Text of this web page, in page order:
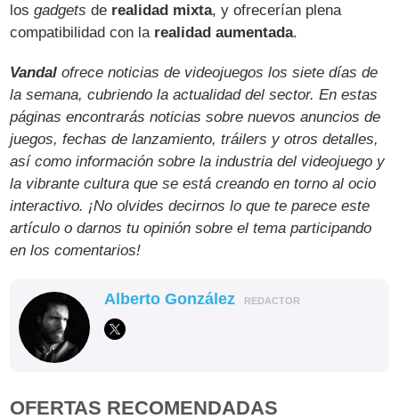
losgadgets de realidad mixta, y ofrecerían plena
compatibilidad con la realidad aumentada.
Vandal ofrece noticias de videojuegos los siete días de
la semana, cubriendo la actualidad del sector. En estas
páginas encontrarás noticias sobre nuevos anuncios de
juegos, fechas de lanzamiento, tráilers y otros detalles,
así como información sobre la industria del videojuego y
la vibrante cultura que se está creando en torno al ocio
interactivo. ¡No olvides decirnos lo que te parece este
artículo o darnos tu opinión sobre el tema participando
en los comentarios!
Alberto González REDACTOR
OFERTAS RECOMENDADAS